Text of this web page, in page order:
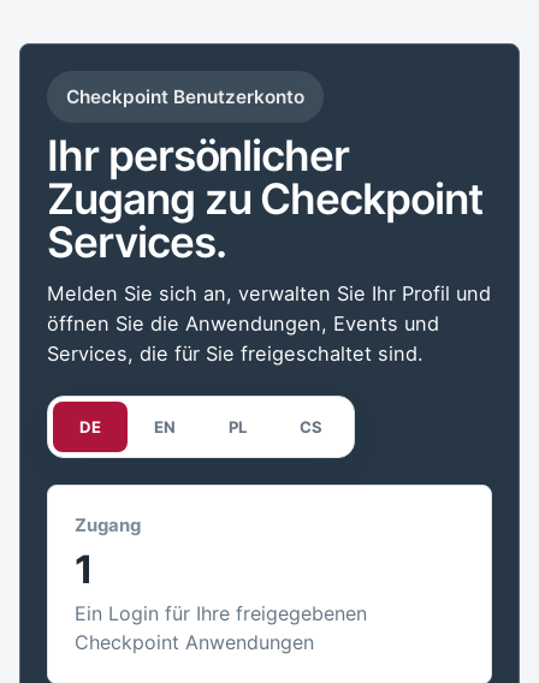
Checkpoint Benutzerkonto
Ihr persönlicher
Zugang zu Checkpoint
Services.
Melden Sie sich an, verwalten Sie Ihr Profil und
öffnen Sie die Anwendungen, Events und
Services, die für Sie freigeschaltet sind.
DE EN PL CS
Zugang
1
Ein Login für Ihre freigegebenen
Checkpoint Anwendungen